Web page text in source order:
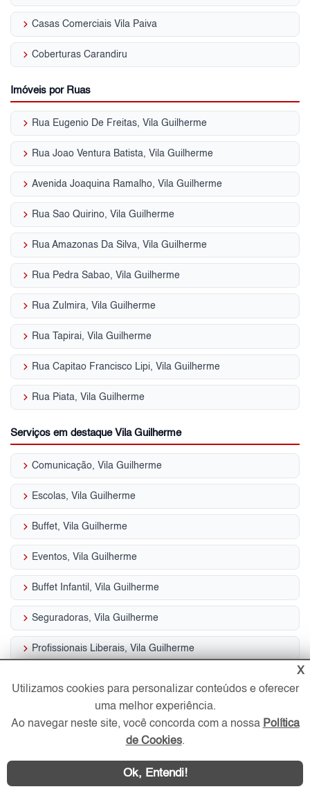
keyboard_arrow_right Casas Comerciais Vila Paiva
keyboard_arrow_right Coberturas Carandiru
Imóveis por Ruas
keyboard_arrow_right Rua Eugenio De Freitas, Vila Guilherme
keyboard_arrow_right Rua Joao Ventura Batista, Vila Guilherme
keyboard_arrow_right Avenida Joaquina Ramalho, Vila Guilherme
keyboard_arrow_right Rua Sao Quirino, Vila Guilherme
keyboard_arrow_right Rua Amazonas Da Silva, Vila Guilherme
keyboard_arrow_right Rua Pedra Sabao, Vila Guilherme
keyboard_arrow_right Rua Zulmira, Vila Guilherme
keyboard_arrow_right Rua Tapirai, Vila Guilherme
keyboard_arrow_right Rua Capitao Francisco Lipi, Vila Guilherme
keyboard_arrow_right Rua Piata, Vila Guilherme
Serviços em destaque Vila Guilherme
keyboard_arrow_right Comunicação, Vila Guilherme
keyboard_arrow_right Escolas, Vila Guilherme
keyboard_arrow_right Buffet, Vila Guilherme
keyboard_arrow_right Eventos, Vila Guilherme
keyboard_arrow_right Buffet Infantil, Vila Guilherme
keyboard_arrow_right Seguradoras, Vila Guilherme
keyboard_arrow_right Profissionais Liberais, Vila Guilherme
Serviços, Vila Guilherme
Construção, Vila Guilherme
X
Utilizamos cookies para personalizar conteúdos e oferecer
uma melhor experiência.
Ao navegar neste site, você concorda com a nossa Política
de Cookies.
Ok, Entendi!